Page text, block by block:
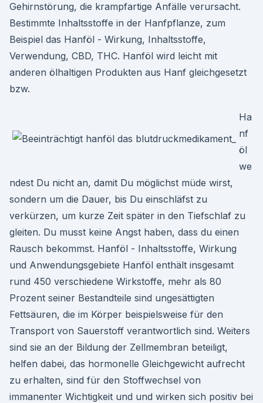
Gehirnstörung, die krampfartige Anfälle verursacht.
Bestimmte Inhaltsstoffe in der Hanfpflanze, zum
Beispiel das Hanföl - Wirkung, Inhaltsstoffe,
Verwendung, CBD, THC. Hanföl wird leicht mit
anderen ölhaltigen Produkten aus Hanf gleichgesetzt
bzw.
Ha
nf
öl
we
ndest Du nicht an, damit Du möglichst müde wirst,
sondern um die Dauer, bis Du einschläfst zu
verkürzen, um kurze Zeit später in den Tiefschlaf zu
gleiten. Du musst keine Angst haben, dass du einen
Rausch bekommst. Hanföl - Inhaltsstoffe, Wirkung
und Anwendungsgebiete Hanföl enthält insgesamt
rund 450 verschiedene Wirkstoffe, mehr als 80
Prozent seiner Bestandteile sind ungesättigten
Fettsäuren, die im Körper beispielsweise für den
Transport von Sauerstoff verantwortlich sind. Weiters
sind sie an der Bildung der Zellmembran beteiligt,
helfen dabei, das hormonelle Gleichgewicht aufrecht
zu erhalten, sind für den Stoffwechsel von
immanenter Wichtigkeit und und wirken sich positiv bei